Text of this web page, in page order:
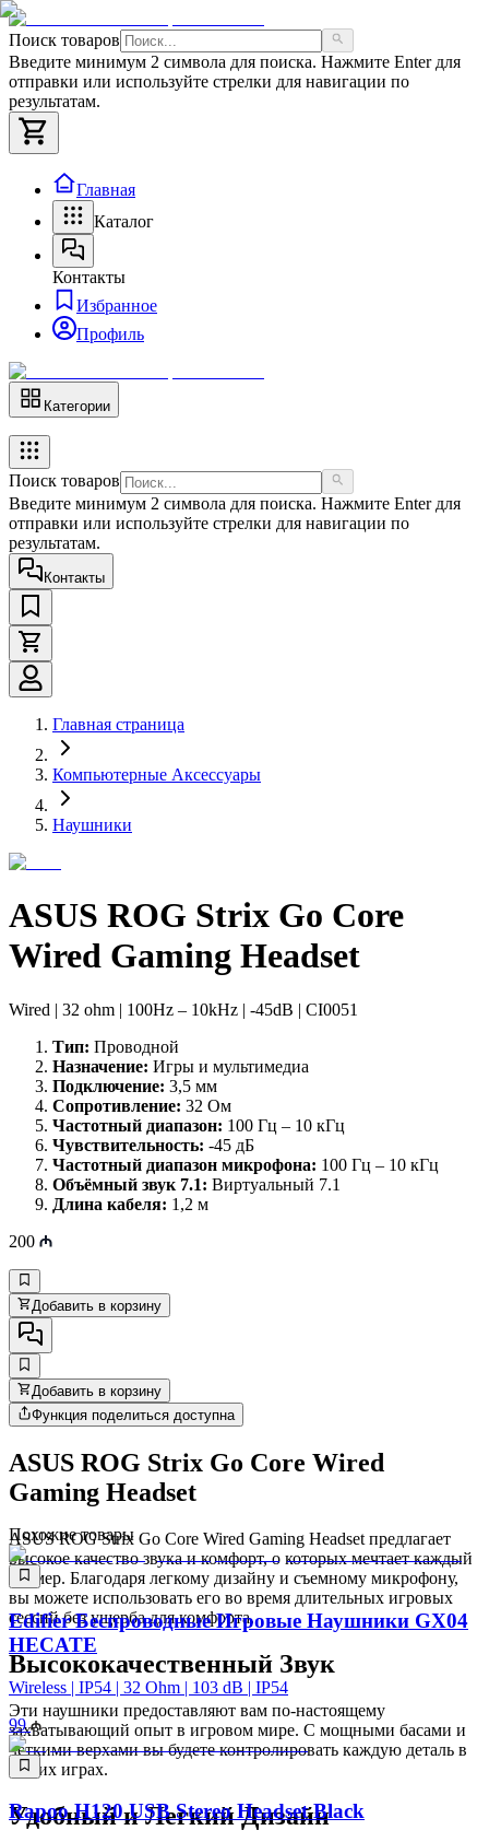
Поиск товаров
Введите минимум 2 символа для поиска. Нажмите Enter для
отправки или используйте стрелки для навигации по
результатам.
Главная
Каталог
Контакты
Избранное
Профиль
Категории
Поиск товаров
Введите минимум 2 символа для поиска. Нажмите Enter для
отправки или используйте стрелки для навигации по
результатам.
Контакты
Главная страница
Компьютерные Аксессуары
Наушники
ASUS ROG Strix Go Core
Wired Gaming Headset
Wired | 32 ohm | 100Hz – 10kHz | -45dB | CI0051
Тип: Проводной
Назначение: Игры и мультимедиа
Подключение: 3,5 мм
Сопротивление: 32 Ом
Частотный диапазон: 100 Гц – 10 кГц
Чувствительность: -45 дБ
Частотный диапазон микрофона: 100 Гц – 10 кГц
Объёмный звук 7.1: Виртуальный 7.1
Длина кабеля: 1,2 м
200
Добавить в корзину
Добавить в корзину
Функция поделиться доступна
ASUS ROG Strix Go Core Wired
Gaming Headset
ASUS ROG Strix Go Core Wired Gaming Headset предлагает
высокое качество звука и комфорт, о которых мечтает каждый
геймер. Благодаря легкому дизайну и съемному микрофону,
вы можете использовать его во время длительных игровых
сессий без ущерба для комфорта.
Высококачественный Звук
Эти наушники предоставляют вам по-настоящему
захватывающий опыт в игровом мире. С мощными басами и
четкими верхами вы будете контролировать каждую деталь в
ваших играх.
Удобный и Легкий Дизайн
Похожие товары
Edifier Беспроводные Игровые Наушники GX04
HECATE
Wireless | IP54 | 32 Ohm | 103 dB | IP54
99
Rapoo H120 USB Stereo Headset Black